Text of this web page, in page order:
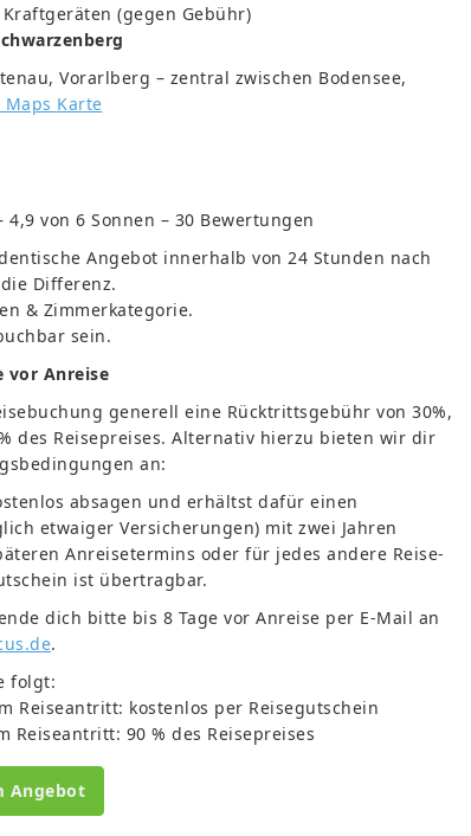
(gegen Gebühr)
Vorarlberg – zentral zwischen Bodensee,
Karte
von 6 Sonnen – 30 Bewertungen
Angebot innerhalb von 24 Stunden nach
Differenz.
& Zimmerkategorie.
sein.
vor Anreise
generell eine Rücktrittsgebühr von 30%,
des Reisepreises. Alternativ hierzu bieten wir dir
an:
absagen und erhältst dafür einen
etwaiger Versicherungen) mit zwei Jahren
Anreisetermins oder für jedes andere Reise-
ist übertragbar.
dich bitte bis 8 Tage vor Anreise per E-Mail an
.
folgt:
Reiseantritt: kostenlos per Reisegutschein
Reiseantritt: 90 % des Reisepreises
Angebot